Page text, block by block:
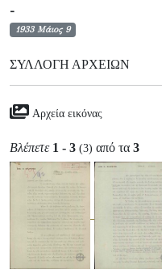
-
1933 Μάιος 9
ΣΥΛΛΟΓΉ ΑΡΧΕΊΩΝ
Αρχεία εικόνας
Βλέπετε 1 - 3 (3) από τα 3